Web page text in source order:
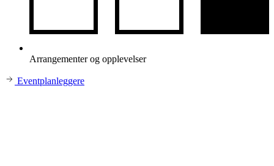
Arrangementer og opplevelser
Eventplanleggere